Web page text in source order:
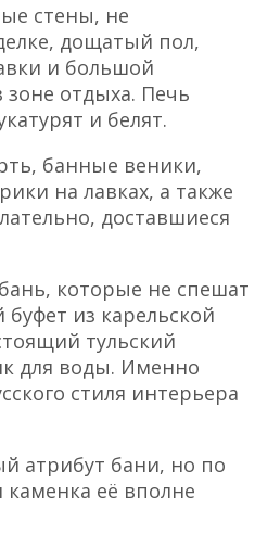
стены, не
дощатый пол,
и большой
отдыха. Печь
и белят.
банные веники,
на лавках, а также
доставшиеся
которые не спешат
из карельской
тульский
для воды. Именно
стиля интерьера
атрибут бани, но по
её вполне